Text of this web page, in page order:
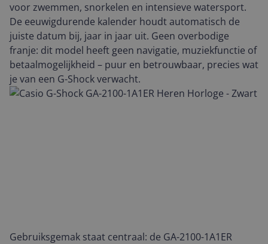
voor zwemmen, snorkelen en intensieve watersport.
De eeuwigdurende kalender houdt automatisch de
juiste datum bij, jaar in jaar uit. Geen overbodige
franje: dit model heeft geen navigatie, muziekfunctie of
betaalmogelijkheid – puur en betrouwbaar, precies wat
je van een G-Shock verwacht.
Gebruiksgemak staat centraal: de GA-2100-1A1ER